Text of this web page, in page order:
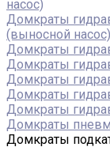
насос)
Домкраты
(выносной насос)
Домкраты
Домкраты
Домкраты
Домкраты
Домкраты
Домкраты
Домкраты